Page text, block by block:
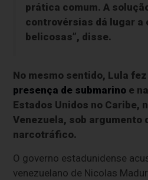
prática comum. A
controvérsias dá lugar a
belicosas”, disse.
No mesmo sentido, Lula
presença de submarino e
Estados Unidos no Caribe,
Venezuela, sob argumento
narcotráfico.
O governo estadunidense
venezuelano de Nicolas